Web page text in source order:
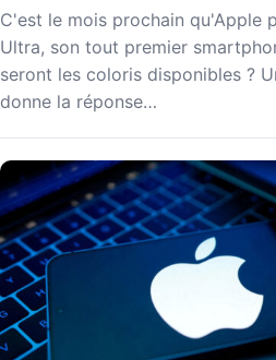
C'est le mois prochain qu'Apple
Ultra, son tout premier
seront les coloris disponibles ?
donne la réponse…